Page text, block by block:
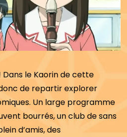
Dans le Kaorin de cette
de repartir explorer
Un large programme
bourrés, un club de sans
d’amis, des